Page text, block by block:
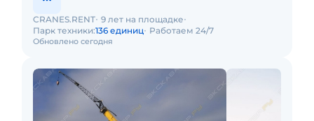
Обновлено сегодня
CRANES.RENT 9 лет на площадке
Парк техники:136 единиц Работаем 24/7